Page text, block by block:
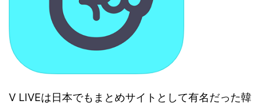
V LIVEは日本でもまとめサイトとして有名だった韓